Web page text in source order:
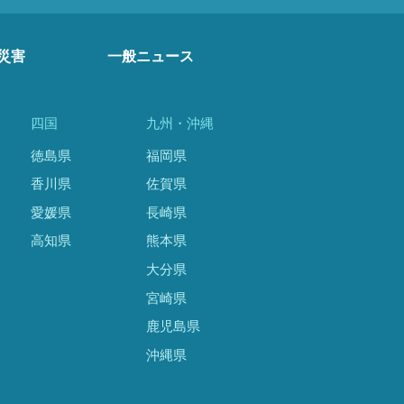
害 一般ニュース
四国
徳島県
香川県
愛媛県
高知県
九州・沖縄
福岡県
佐賀県
長崎県
熊本県
大分県
宮崎県
鹿児島県
沖縄県